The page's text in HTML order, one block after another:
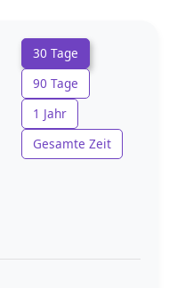
30 Tage
90 Tage
1 Jahr
Gesamte Zeit